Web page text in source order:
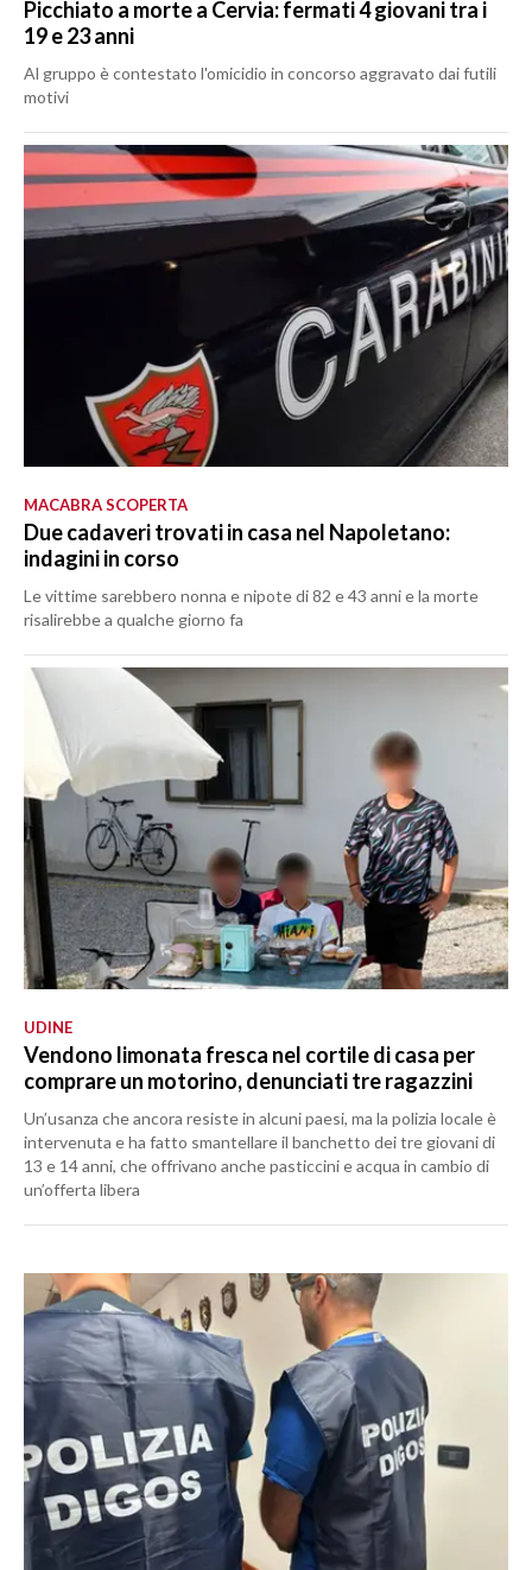
Picchiato a morte a Cervia: fermati 4 giovani tra i
19 e 23 anni
Al gruppo è contestato l'omicidio in concorso aggravato dai futili
motivi
MACABRA SCOPERTA
Due cadaveri trovati in casa nel Napoletano:
indagini in corso
Le vittime sarebbero nonna e nipote di 82 e 43 anni e la morte
risalirebbe a qualche giorno fa
UDINE
Vendono limonata fresca nel cortile di casa per
comprare un motorino, denunciati tre ragazzini
Un’usanza che ancora resiste in alcuni paesi, ma la polizia locale è
intervenuta e ha fatto smantellare il banchetto dei tre giovani di
13 e 14 anni, che offrivano anche pasticcini e acqua in cambio di
un’offerta libera